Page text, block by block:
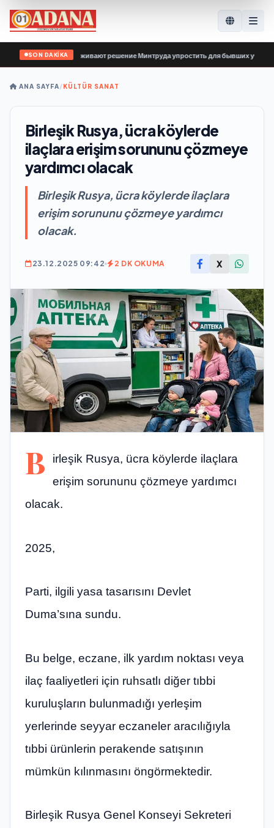
SON DAKİKA
России» поддерживают решение Минтруда упростить для бывших
ANA SAYFA/KÜLTÜR SANAT
Birleşik Rusya, ücra köylerde
ilaçlara erişim sorununu çözmeye
yardımcı olacak
Birleşik Rusya, ücra köylerde ilaçlara
erişim sorununu çözmeye yardımcı
olacak.
23.12.2025 09:42 2 DK OKUMA X
B
irleşik Rusya, ücra köylerde ilaçlara
erişim sorununu çözmeye yardımcı
olacak.
2025,
Parti, ilgili yasa tasarısını Devlet
Duma’sına sundu.
Bu belge, eczane, ilk yardım noktası veya
ilaç faaliyetleri için ruhsatlı diğer tıbbi
kuruluşların bulunmadığı yerleşim
yerlerinde seyyar eczaneler aracılığıyla
tıbbi ürünlerin perakende satışının
mümkün kılınmasını öngörmektedir.
Birleşik Rusya Genel Konseyi Sekreteri